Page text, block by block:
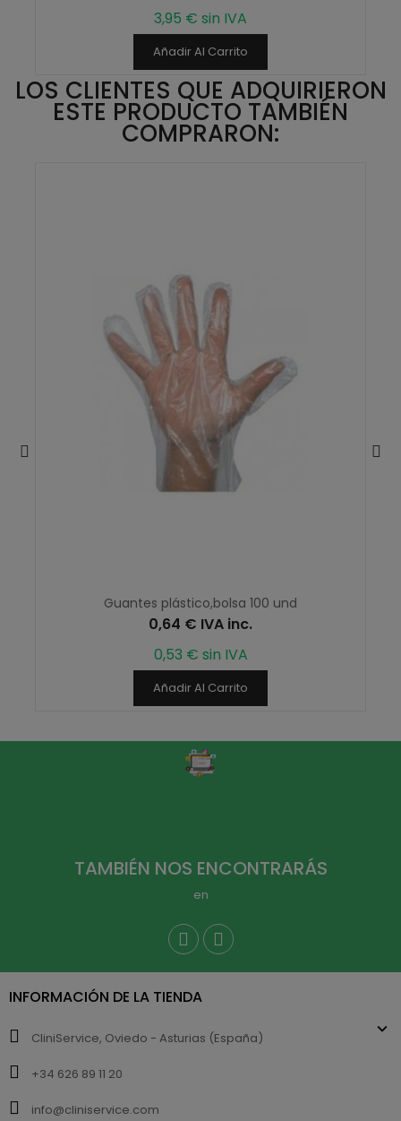
3,95 € sin IVA
Añadir Al Carrito
LOS CLIENTES QUE ADQUIRIERON
ESTE PRODUCTO TAMBIÉN
COMPRARON:
Guantes plástico,bolsa 100 und
0,64 € IVA inc.
0,53 € sin IVA
Añadir Al Carrito
TAMBIÉN NOS ENCONTRARÁS
en
INFORMACIÓN DE LA TIENDA
CliniService, Oviedo - Asturias (España)
+34 626 89 11 20
info@cliniservice.com